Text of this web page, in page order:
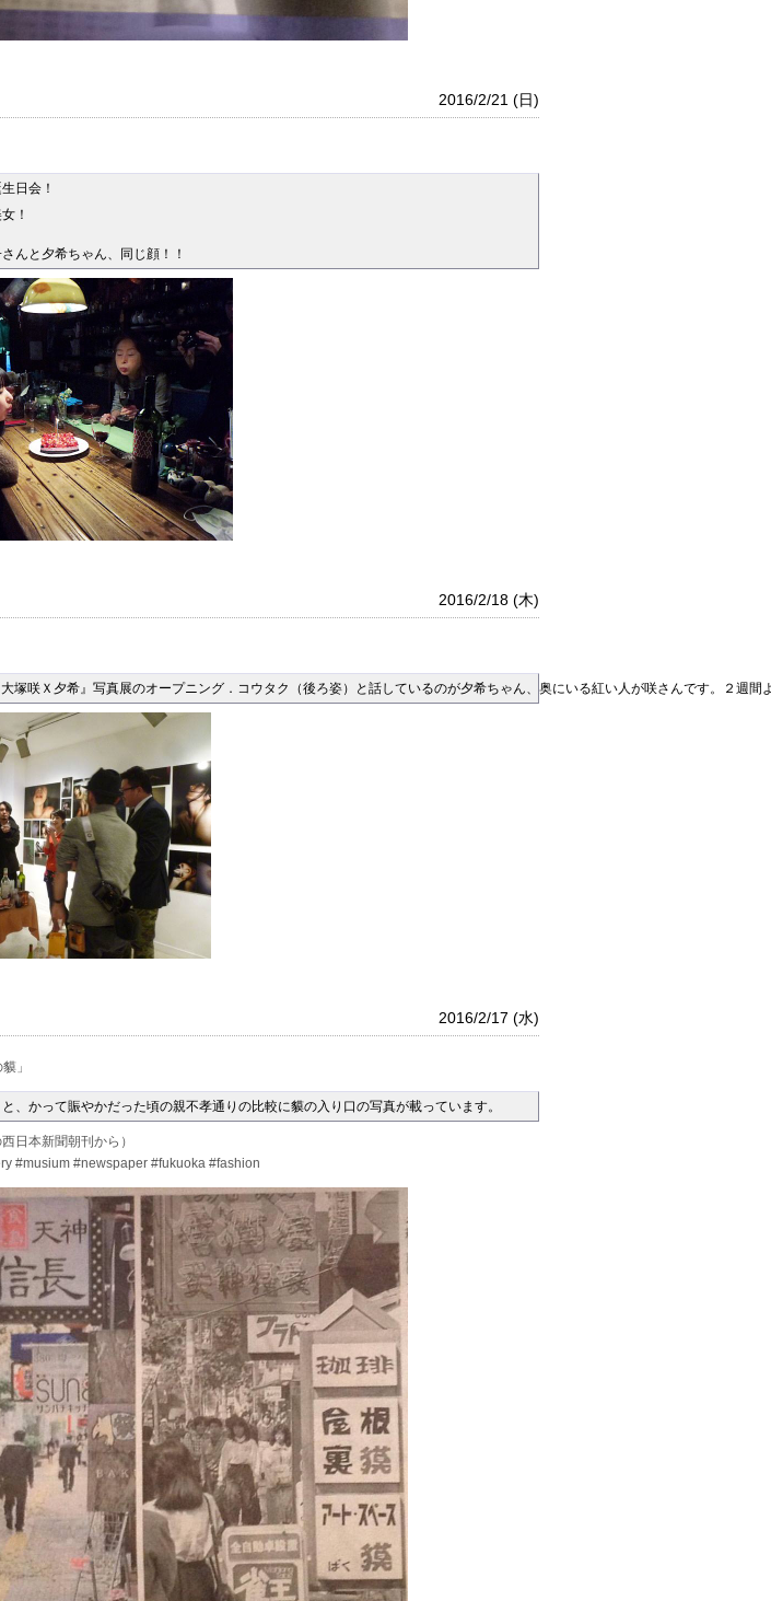
2016/2/21 (日)
日会！
！
んと夕希ちゃん、同じ顔！！
2016/2/18 (木)
塚咲Ｘ夕希』写真展のオープニング．コウタク（後ろ姿）と話しているのが夕希ちゃん、奥にいる紅い人が咲さんです。２週間
2016/2/17 (水)
」
、かって賑やかだった頃の親不孝通りの比較に貘の入り口の写真が載っています。
日本新聞朝刊から）
‪#‎musium‬ ‪#‎newspaper‬ ‪#‎fukuoka‬ ‪#‎fashion‬